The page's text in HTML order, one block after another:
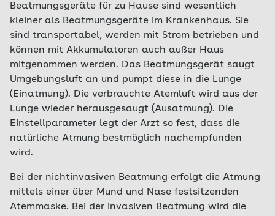
Beatmungsgeräte für zu Hause sind wesentlich
kleiner als Beatmungsgeräte im Krankenhaus. Sie
sind transportabel, werden mit Strom betrieben und
können mit Akkumulatoren auch außer Haus
mitgenommen werden. Das Beatmungsgerät saugt
Umgebungsluft an und pumpt diese in die Lunge
(Einatmung). Die verbrauchte Atemluft wird aus der
Lunge wieder herausgesaugt (Ausatmung). Die
Einstellparameter legt der Arzt so fest, dass die
natürliche Atmung bestmöglich nachempfunden
wird.
Bei der nichtinvasiven Beatmung erfolgt die Atmung
mittels einer über Mund und Nase festsitzenden
Atemmaske. Bei der invasiven Beatmung wird die